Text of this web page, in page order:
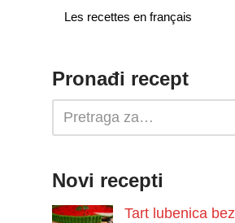
Les recettes en français
Pronađi recept
Novi recepti
Tart lubenica bez